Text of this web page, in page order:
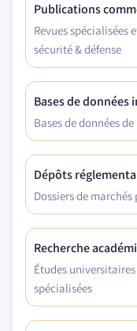
Publications
Revues spécialisées
sécurité & défense
Bases de données
Bases de données
Dépôts
Dossiers de
Recherche
Études
spécialisées